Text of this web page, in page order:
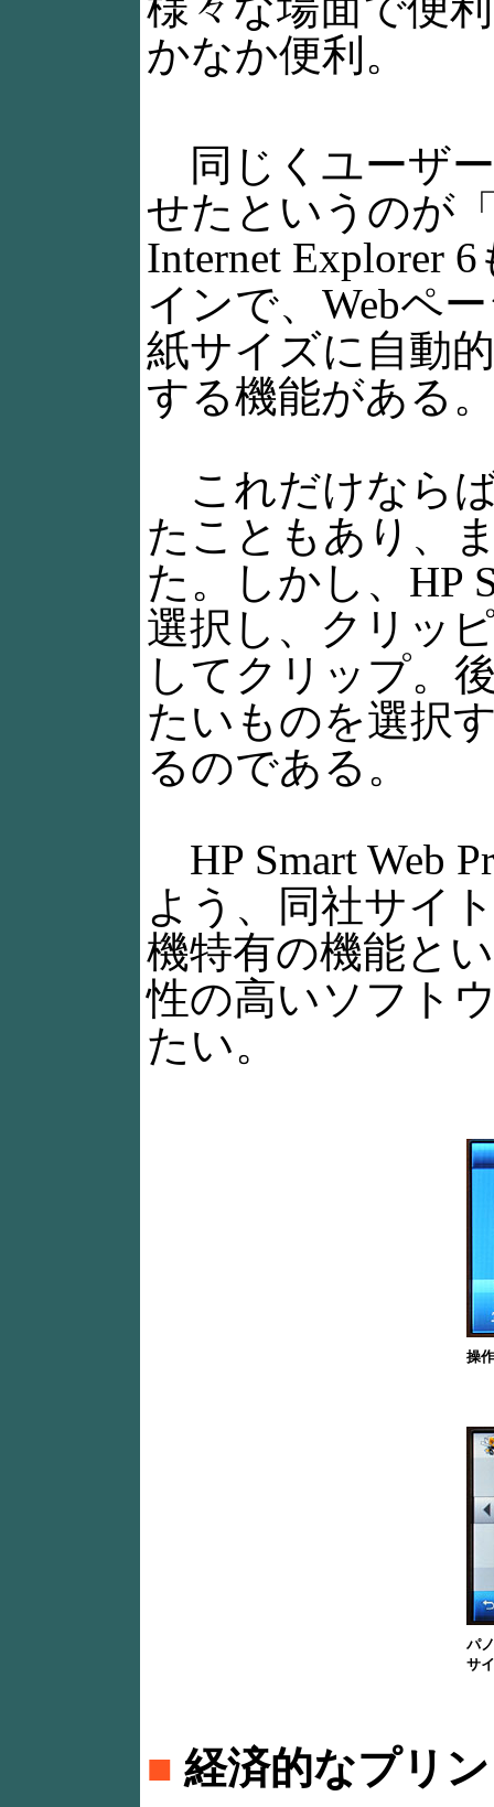
かなか便利。
同じくユーザ
せたというのが
Internet Explorer
インで、Webペ
紙サイズに自動
する機能がある
これだけなら
たこともあり、
た。しかし、HP
選択し、クリッ
してクリップ。
たいものを選択
るのである。
HP Smart Web
よう、同社サイ
機特有の機能と
性の高いソフト
たい。
操
パ
サ
■ 経済的なプリ